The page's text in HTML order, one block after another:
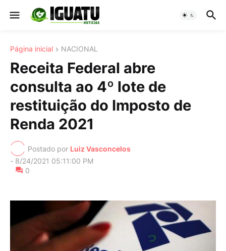
Página inicial NACIONAL
Receita Federal abre
consulta ao 4º lote de
restituição do Imposto de
Renda 2021
Postado por Luiz Vasconcelos
- 8/24/2021 05:11:00 PM
0